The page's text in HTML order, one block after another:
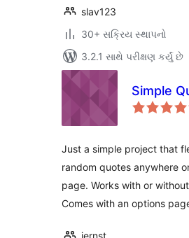
slav123
30+ સક્રિય સ્થાપનો
3.2.1 સાથે પરીક્ષણ કર્યું છે
Simple
Just a simple project that
random quotes anywhere
page. Works with or
Comes with an options
jernst